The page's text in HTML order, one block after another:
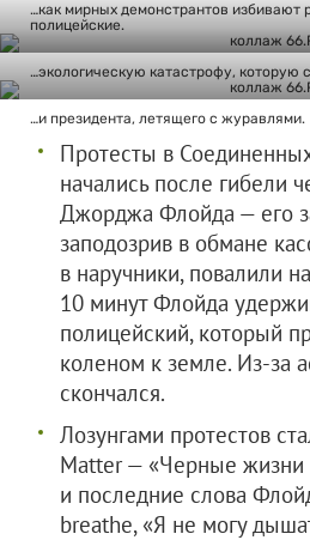
…как мирных демонстрантов избивают
полицейские.
…экологическую катастрофу, которую
…и президента, летящего с журавлями.
Протесты в
начались после гибели
Джорджа Флойда — его
заподозрив в обмане
в наручники, повалили
10 минут Флойда
полицейский, который
коленом к земле. Из-за
скончался.
Лозунгами протестов
Matter — «Черные
и последние слова
breathe, «Я не могу